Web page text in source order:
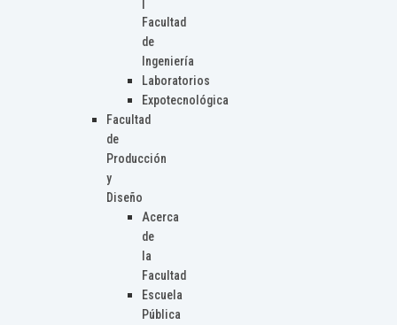
Facultad
de
Ingeniería
Laboratorios
Expotecnológica
Facultad
de
Producción
y
Diseño
Acerca
de
la
Facultad
Escuela
Pública